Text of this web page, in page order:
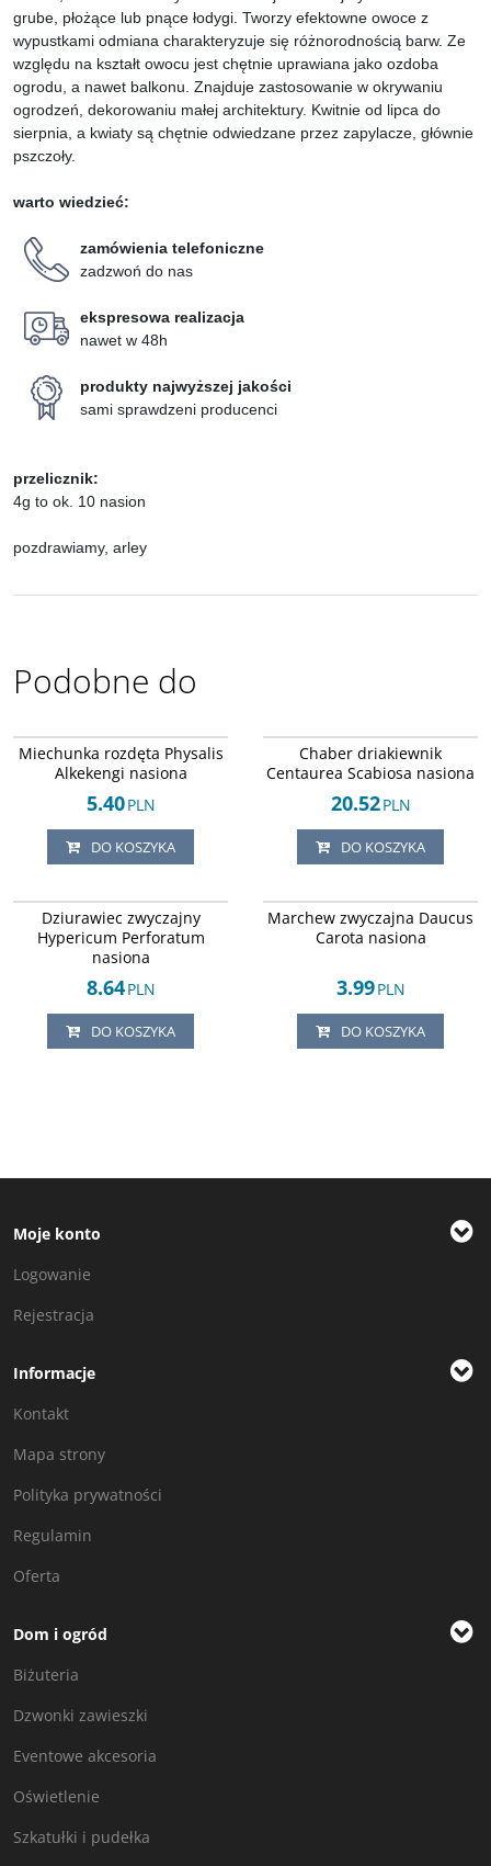
grube, płożące lub pnące łodygi. Tworzy efektowne owoce z
wypustkami odmiana charakteryzuje się różnorodnością barw. Ze
względu na kształt owocu jest chętnie uprawiana jako ozdoba
ogrodu, a nawet balkonu. Znajduje zastosowanie w okrywaniu
ogrodzeń, dekorowaniu małej architektury. Kwitnie od lipca do
sierpnia, a kwiaty są chętnie odwiedzane przez zapylacze, głównie
pszczoły.
warto wiedzieć:
zamówienia telefoniczne
zadzwoń do nas
ekspresowa realizacja
nawet w 48h
produkty najwyższej jakości
sami sprawdzeni producenci
przelicznik:
4g to ok. 10 nasion
pozdrawiamy, arley
Podobne do
Miechunka rozdęta Physalis
Alkekengi nasiona
5.40PLN
DO KOSZYKA
Chaber driakiewnik
Centaurea Scabiosa nasiona
20.52PLN
DO KOSZYKA
Dziurawiec zwyczajny
Hypericum Perforatum
nasiona
8.64PLN
DO KOSZYKA
Marchew zwyczajna Daucus
Carota nasiona
3.99PLN
DO KOSZYKA
Moje konto
Logowanie
Rejestracja
Informacje
Kontakt
Mapa strony
Polityka prywatności
Regulamin
Oferta
Dom i ogród
Biżuteria
Dzwonki zawieszki
Eventowe akcesoria
Oświetlenie
Szkatułki i pudełka